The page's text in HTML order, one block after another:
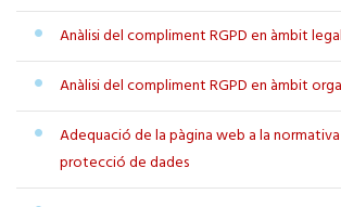
Anàlisi del compliment RGPD en àmbit legal
Anàlisi del compliment RGPD en àmbit
Adequació de la pàgina web a la
protecció de dades